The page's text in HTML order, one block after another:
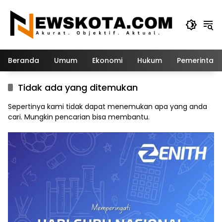
konten
Beranda Umum Ekonomi Hukum
Tidak ada yang ditemukan
Sepertinya kami tidak dapat menemukan apa yang anda
cari. Mungkin pencarian bisa membantu.